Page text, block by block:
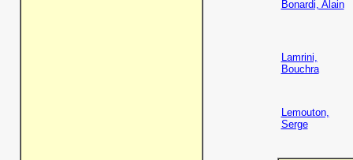
Bonardi, Alain
Lamrini,
Bouchra
Lemouton,
Serge